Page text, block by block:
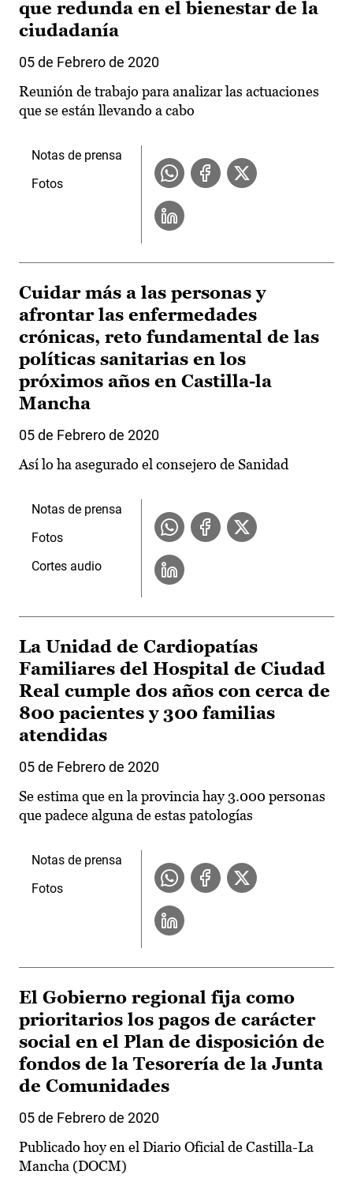
que redunda en el bienestar de la
ciudadanía
05 de Febrero de 2020
Reunión de trabajo para analizar las actuaciones
que se están llevando a cabo
Notas de prensa
Fotos
Cuidar más a las personas y
afrontar las enfermedades
crónicas, reto fundamental de las
políticas sanitarias en los
próximos años en Castilla-la
Mancha
05 de Febrero de 2020
Así lo ha asegurado el consejero de Sanidad
Notas de prensa
Fotos
Cortes audio
La Unidad de Cardiopatías
Familiares del Hospital de Ciudad
Real cumple dos años con cerca de
800 pacientes y 300 familias
atendidas
05 de Febrero de 2020
Se estima que en la provincia hay 3.000 personas
que padece alguna de estas patologías
Notas de prensa
Fotos
El Gobierno regional fija como
prioritarios los pagos de carácter
social en el Plan de disposición de
fondos de la Tesorería de la Junta
de Comunidades
05 de Febrero de 2020
Publicado hoy en el Diario Oficial de Castilla-La
Mancha (DOCM)